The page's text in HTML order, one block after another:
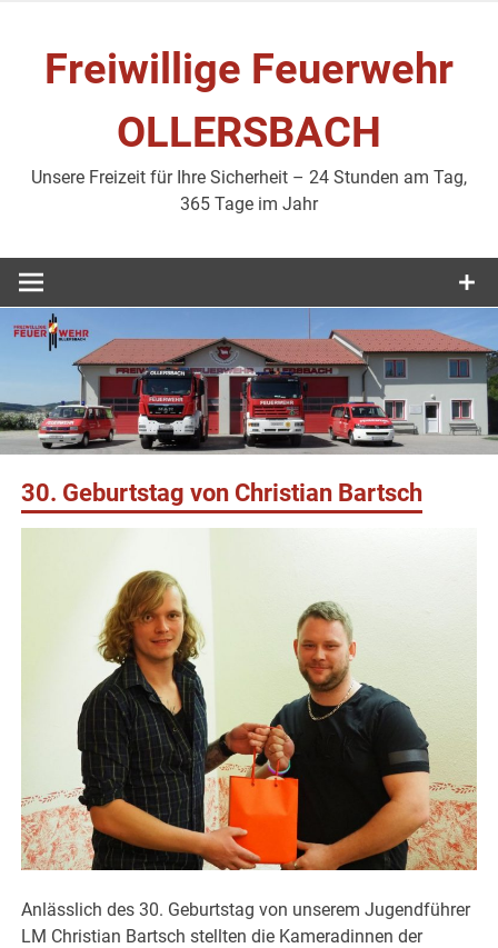
springenFreiwillige Feuerwehr
OLLERSBACH
Unsere Freizeit für Ihre Sicherheit – 24 Stunden am Tag,
365 Tage im Jahr
30. Geburtstag von Christian Bartsch
Anlässlich des 30. Geburtstag von unserem Jugendführer
LM Christian Bartsch stellten die Kameradinnen der